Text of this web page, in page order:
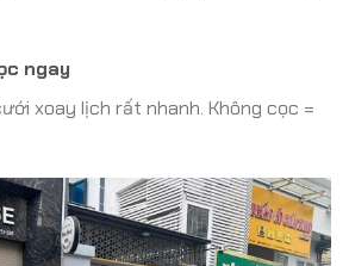
ngay
xoay lịch rất nhanh. Không cọc =